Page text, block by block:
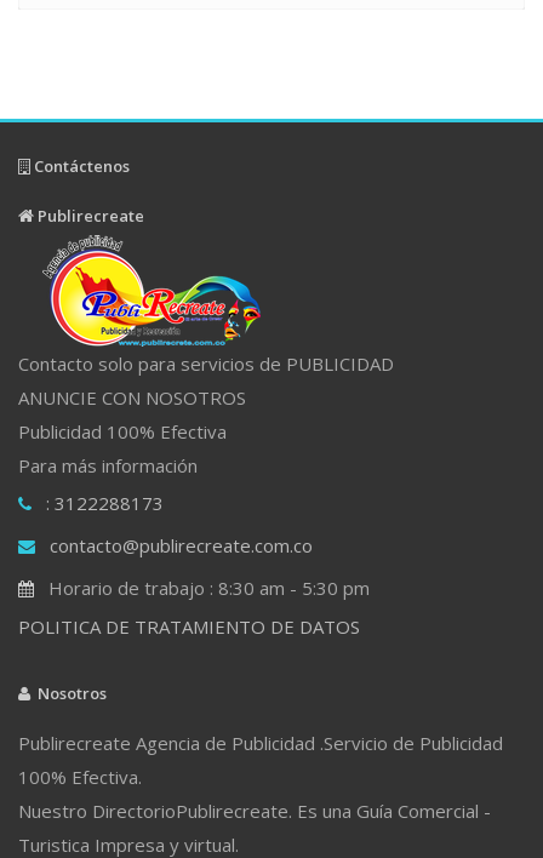
Contáctenos
Publirecreate
Contacto solo para servicios de PUBLICIDAD
ANUNCIE CON NOSOTROS
Publicidad 100% Efectiva
Para más información
: 3122288173
contacto@publirecreate.com.co
Horario de trabajo : 8:30 am - 5:30 pm
POLITICA DE TRATAMIENTO DE DATOS
Nosotros
Publirecreate Agencia de Publicidad .Servicio de Publicidad
100% Efectiva.
Nuestro DirectorioPublirecreate. Es una Guía Comercial -
Turistica Impresa y virtual.